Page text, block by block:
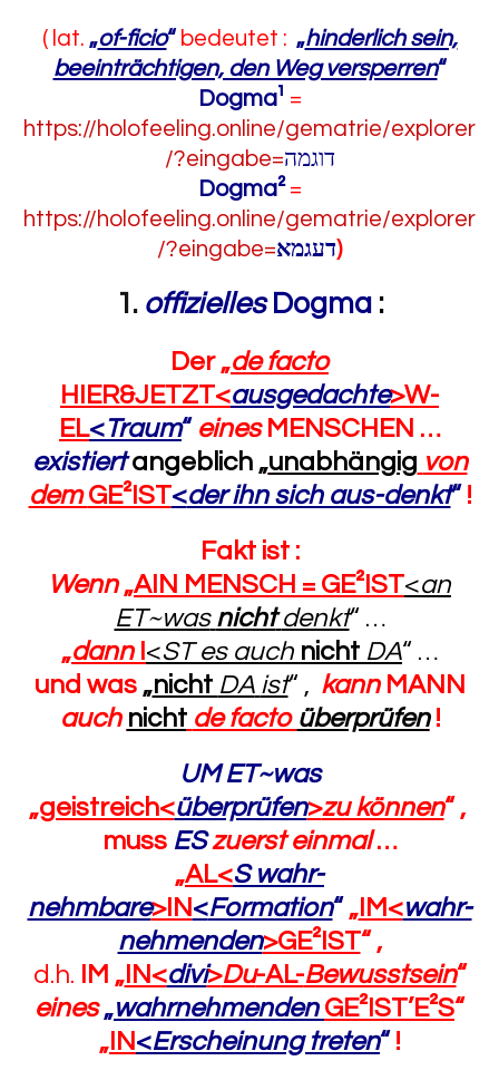
( lat. „of-ficio“ bedeutet : „hinderlich sein,
beeinträchtigen, den Weg versperren“
Dogma¹ =
https://holofeeling.online/gematrie/explorer
/?eingabe=דוגמה
Dogma² =
https://holofeeling.online/gematrie/explorer
/?eingabe=דעגמא)
1.offiziellesDogma :
Der „de facto
HIER&JETZT<ausgedachte>W-
EL<Traum“ eines MENSCHEN …
existiert angeblich „unabhängig von
demGE²IST<der ihn sich aus-denkt“ !
Fakt ist :
Wenn„AIN MENSCH = GE²IST<an
ET~was nicht denkt“ …
„dannI <ST es auch nicht DA“ …
und was „nicht DA ist“ , kannMANN
auch nicht de facto überprüfen !
UM ET~was
„geistreich<überprüfen>zu können“ ,
muss ES zuerst einmal…
„AL<S wahr-
nehmbare>IN <Formation“ „IM<wahr-
nehmenden>GE²IST“ ,
d.h. IM „IN<divi>Du-AL-Bewusstsein“
eines „wahrnehmenden GE²IST’E²S“
„ IN <Erscheinung treten“ !